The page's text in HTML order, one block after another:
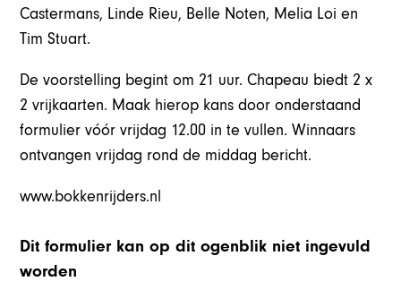
Castermans, Linde Rieu, Belle Noten, Melia Loi en
Tim Stuart.
De voorstelling begint om 21 uur. Chapeau biedt 2 x
2 vrijkaarten. Maak hierop kans door onderstaand
formulier vóór vrijdag 12.00 in te vullen. Winnaars
ontvangen vrijdag rond de middag bericht.
www.bokkenrijders.nl
Dit formulier kan op dit ogenblik niet ingevuld
worden